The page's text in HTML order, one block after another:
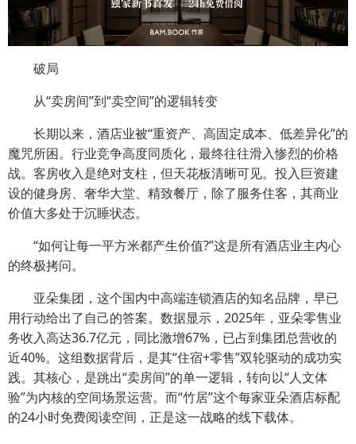
破局
从“卖房间”到“卖空间”的逻辑转变
长期以来，酒店业被“重资产、高固定成本、低差异化”的
魔咒所困。行业竞争高度同质化，最终往往滑入惨烈的价格
战。客房收入是绝对支柱，但天花板清晰可见。投入巨资建
设的健身房、奢华大堂、精致餐厅，除了服务住客，其商业
价值大多处于沉睡状态。
“如何让每一平方米都产生价值?”这是所有酒店业主内心
的终极拷问。
亚朵集团，这个国内中高端连锁酒店的知名品牌，早已
用行动给出了自己的答案。数据显示，2025年，亚朵零售业
务收入高达36.7亿元，同比激增67%，已占到集团总营收的
近40%。这组数据背后，是其“住宿+零售”双轮驱动的成功实
践。其核心，是跳出“卖房间”的单一逻辑，转向以“人文体
验”为内核的空间场景运营。而“竹居”这个每家亚朵酒店标配
的24小时免费阅读空间，正是这一战略的线下载体。